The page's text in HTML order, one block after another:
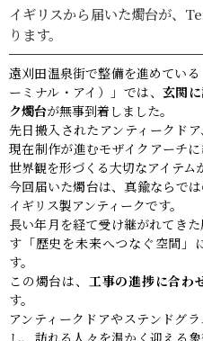
GAIA
Corporation
-
イギリスから届いた燭台が、
ります。
遠刈田温泉街で整備を進めてい
ーミナル・アイ）」では、 玄関
ク燭台が無事到着しました。
先日搬入されたアンティークド
現在制作が進むモザイクアーチ
世界観を形づくる大切なアイテム
今回届いた燭台は、真鍮ならで
イギリス製アンティークです。
長い年月を経て受け継がれてき
す「歴史を未来へつなぐ空間」
す。
この燭台は、 工事の進捗に合わ
す。
アンティークドアやステンドグ
し、訪れる人々を温かく迎える